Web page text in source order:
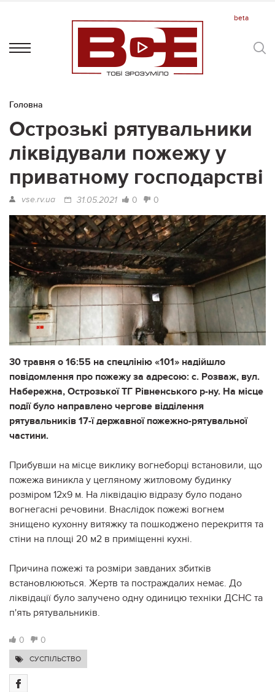
Головна
Острозькі рятувальники
ліквідували пожежу у
приватному господарстві
vse.rv.ua 31.05.2021 0 0
30 травня о 16:55 на спецлінію «101» надійшло
повідомлення про пожежу за адресою: с. Розваж, вул.
Набережна, Острозької ТГ Рівненського р-ну. На місце
події було направлено чергове відділення
рятувальників 17-ї державної пожежно-рятувальної
частини.
Прибувши на місце виклику вогнеборці встановили, що
пожежа виникла у цегляному житловому будинку
розміром 12х9 м. На ліквідацію відразу було подано
вогнегасні речовини. Внаслідок пожежі вогнем
знищено кухонну витяжку та пошкоджено перекриття та
стіни на площі 20 м2 в приміщенні кухні.
Причина пожежі та розміри завданих збитків
встановлюються. Жертв та постраждалих немає. До
ліквідації було залучено одну одиницю техніки ДСНС та
п'ять рятувальників.
0 0
СУСПІЛЬСТВО